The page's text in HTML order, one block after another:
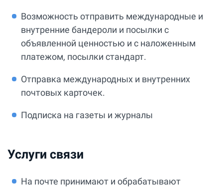
Возможность отправить международные и
внутренние бандероли и посылки с
объявленной ценностью и с наложенным
платежом, посылки стандарт.
Отправка международных и внутренних
почтовых карточек.
Подписка на газеты и журналы
Услуги связи
На почте принимают и обрабатывают